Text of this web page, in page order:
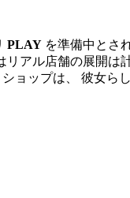
PLAY を準備中とさ
アル店舗の展開は
ョップは、 彼女ら